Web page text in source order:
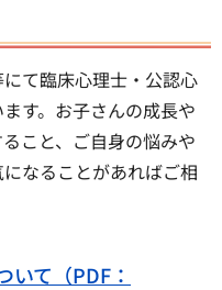
て臨床心理士・公認心
す。お子さんの成長や
こと、ご自身の悩みや
なることがあればご相
いて（PDF：